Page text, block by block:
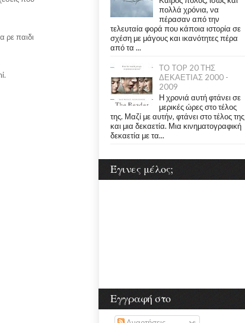
ρε παιδι
πολλά χρόνια, να
πέρασαν από την
τελευταία φορά που κάποια ιστορία σε
σχέση με μάγους και ικανότητες πέρα
από τα ...
ΤΟ TOP 20 ΤΗΣ
ΔΕΚΑΕΤΙΑΣ 2000 -
2009
Η χρονιά αυτή φτάνει σε
μερικές ώρες στο τέλος
της. Μαζί με αυτήν, φτάνει στο τέλος της
και μια δεκαετία. Μια κινηματογραφική
δεκαετία με τα...
Έγινες μέλος;
Εγγραφή στο